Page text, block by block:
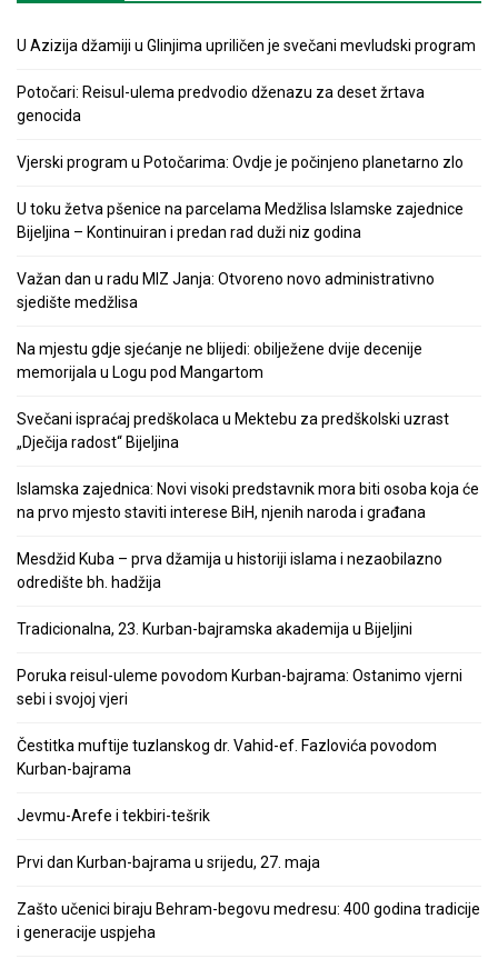
U Azizija džamiji u Glinjima upriličen je svečani mevludski program
Potočari: Reisul-ulema predvodio dženazu za deset žrtava
genocida
Vjerski program u Potočarima: Ovdje je počinjeno planetarno zlo
U toku žetva pšenice na parcelama Medžlisa Islamske zajednice
Bijeljina – Kontinuiran i predan rad duži niz godina
Važan dan u radu MIZ Janja: Otvoreno novo administrativno
sjedište medžlisa
Na mjestu gdje sjećanje ne blijedi: obilježene dvije decenije
memorijala u Logu pod Mangartom
Svečani ispraćaj predškolaca u Mektebu za predškolski uzrast
„Dječija radost“ Bijeljina
Islamska zajednica: Novi visoki predstavnik mora biti osoba koja će
na prvo mjesto staviti interese BiH, njenih naroda i građana
Mesdžid Kuba – prva džamija u historiji islama i nezaobilazno
odredište bh. hadžija
Tradicionalna, 23. Kurban-bajramska akademija u Bijeljini
Poruka reisul-uleme povodom Kurban-bajrama: Ostanimo vjerni
sebi i svojoj vjeri
Čestitka muftije tuzlanskog dr. Vahid-ef. Fazlovića povodom
Kurban-bajrama
Jevmu-Arefe i tekbiri-tešrik
Prvi dan Kurban-bajrama u srijedu, 27. maja
Zašto učenici biraju Behram-begovu medresu: 400 godina tradicije
i generacije uspjeha